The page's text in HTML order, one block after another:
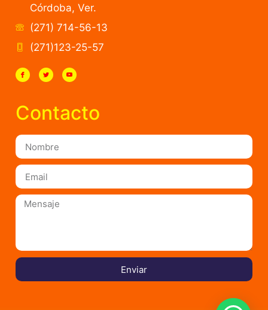
Córdoba, Ver.
(271) 714-56-13
(271)123-25-57
Contacto
Enviar